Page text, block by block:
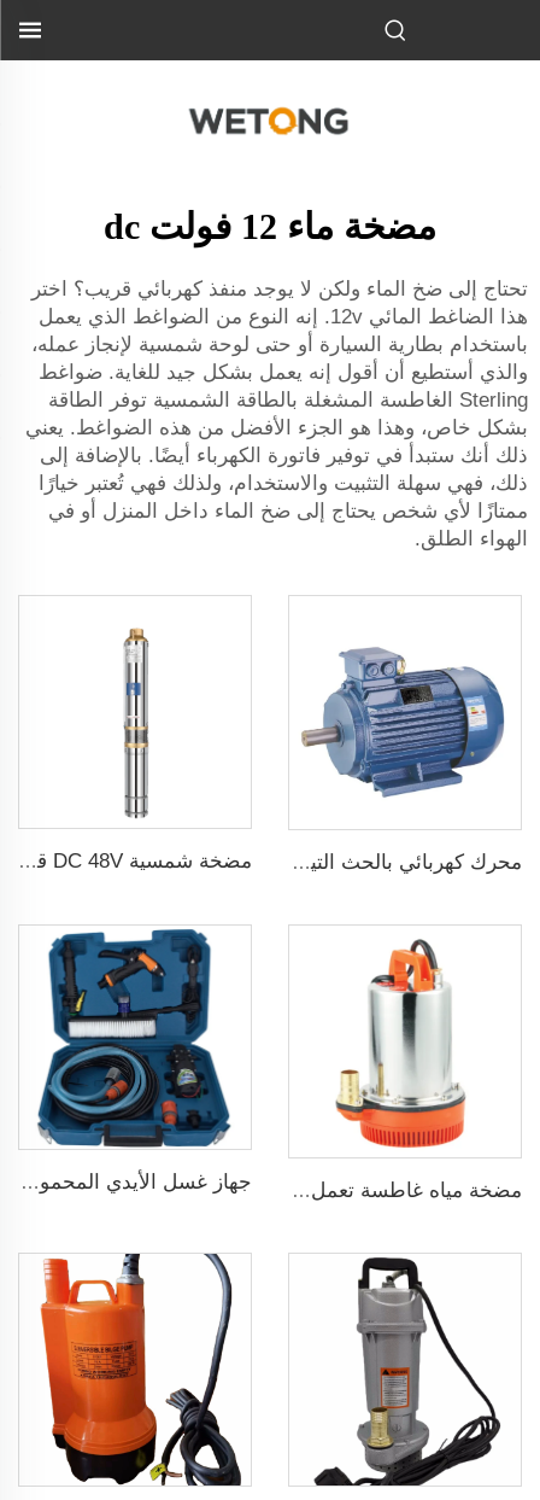
مضخة ماء 12 فولت dc
تحتاج إلى ضخ الماء ولكن لا يوجد منفذ كهربائي قريب؟ اختر
هذا الضاغط المائي 12v. إنه النوع من الضواغط الذي يعمل
باستخدام بطارية السيارة أو حتى لوحة شمسية لإنجاز عمله،
والذي أستطيع أن أقول إنه يعمل بشكل جيد للغاية. ضواغط
Sterling الغاطسة المشغلة بالطاقة الشمسية توفر الطاقة
بشكل خاص، وهذا هو الجزء الأفضل من هذه الضواغط. يعني
ذلك أنك ستبدأ في توفير فاتورة الكهرباء أيضًا. بالإضافة إلى
ذلك، فهي سهلة التثبيت والاستخدام، ولذلك فهي تُعتبر خيارًا
ممتازًا لأي شخص يحتاج إلى ضخ الماء داخل المنزل أو في
الهواء الطلق.
محرك كهربائي بالحث التيار المتردد ثلاثي الطور 1500 دورة في الدقيقة إدخال 2.2KW 3HP خرج جينيراتور ثلاثي الطور للبديل مضخة شمسية DC 48V قدرة 1 حصان و750W مع منظم MPPT لري الزراعة
مضخة مياه غاطسة تعمل بجهد 24 فولت DC جهاز غسل الأيدي المحمول 12V مضخة غسيل سيارات عالية الضغط